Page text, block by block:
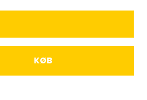
KØB